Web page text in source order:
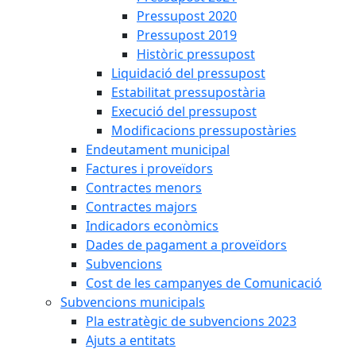
Pressupost 2020
Pressupost 2019
Històric pressupost
Liquidació del pressupost
Estabilitat pressupostària
Execució del pressupost
Modificacions pressupostàries
Endeutament municipal
Factures i proveïdors
Contractes menors
Contractes majors
Indicadors econòmics
Dades de pagament a proveïdors
Subvencions
Cost de les campanyes de Comunicació
Subvencions municipals
Pla estratègic de subvencions 2023
Ajuts a entitats